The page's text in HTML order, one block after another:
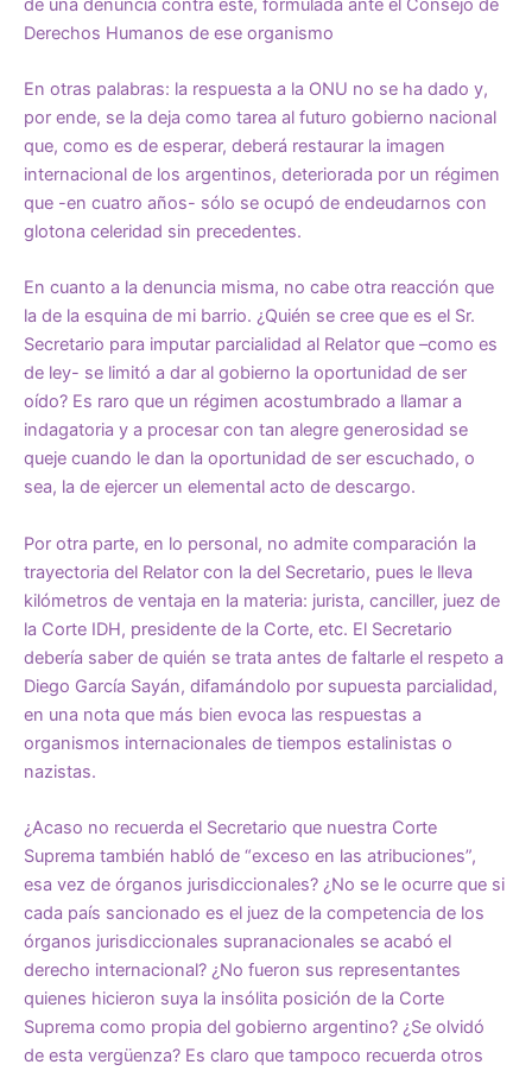
Derechos Humanos de ese organismo
En otras palabras: la respuesta a la ONU no se ha dado y,
por ende, se la deja como tarea al futuro gobierno nacional
que, como es de esperar, deberá restaurar la imagen
internacional de los argentinos, deteriorada por un régimen
que -en cuatro años- sólo se ocupó de endeudarnos con
glotona celeridad sin precedentes.
En cuanto a la denuncia misma, no cabe otra reacción que
la de la esquina de mi barrio. ¿Quién se cree que es el Sr.
Secretario para imputar parcialidad al Relator que –como es
de ley- se limitó a dar al gobierno la oportunidad de ser
oído? Es raro que un régimen acostumbrado a llamar a
indagatoria y a procesar con tan alegre generosidad se
queje cuando le dan la oportunidad de ser escuchado, o
sea, la de ejercer un elemental acto de descargo.
Por otra parte, en lo personal, no admite comparación la
trayectoria del Relator con la del Secretario, pues le lleva
kilómetros de ventaja en la materia: jurista, canciller, juez de
la Corte IDH, presidente de la Corte, etc. El Secretario
debería saber de quién se trata antes de faltarle el respeto a
Diego García Sayán, difamándolo por supuesta parcialidad,
en una nota que más bien evoca las respuestas a
organismos internacionales de tiempos estalinistas o
nazistas.
¿Acaso no recuerda el Secretario que nuestra Corte
Suprema también habló de “exceso en las atribuciones”,
esa vez de órganos jurisdiccionales? ¿No se le ocurre que si
cada país sancionado es el juez de la competencia de los
órganos jurisdiccionales supranacionales se acabó el
derecho internacional? ¿No fueron sus representantes
quienes hicieron suya la insólita posición de la Corte
Suprema como propia del gobierno argentino? ¿Se olvidó
de esta vergüenza? Es claro que tampoco recuerda otros